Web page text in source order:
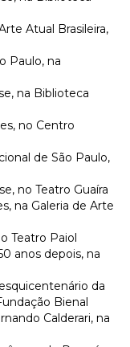
Atual Brasileira,
Paulo, na
na Biblioteca
no Centro
de São Paulo,
no Teatro Guaíra
na Galeria de Arte
Teatro Paiol
anos depois, na
da
Bienal
Calderari, na